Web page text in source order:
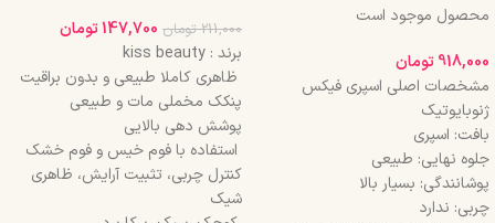
محصول موجود است
918,000تومان
مشخصات اصلی اسپری فیکس
ژنوبایوتیک
بافت: اسپری
جلوه نهایی: طبیعی
پوشانندگی: بسیار بالا
چربی: ندارد
211,000 تومان 147,700تومان
برند : kiss beauty
ظاهری کاملا طبیعی و بدون براقیت
پنکک مخملی مات و طبیعی
پوشش دهی بالایی
استفاده با فوم خیس و فوم خشک
کنترل چربی، تثبیت آرایش، ظاهری
شیک